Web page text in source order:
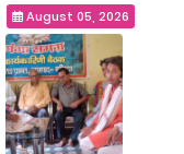
August 05, 2026